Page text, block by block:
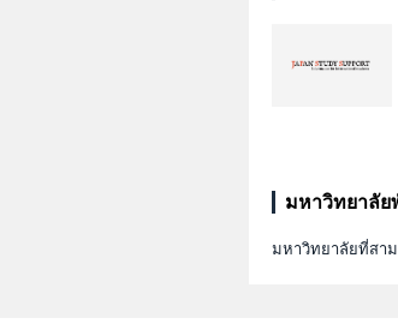
มหาวิทยาลั
มหาวิทยาลัยที่สาม